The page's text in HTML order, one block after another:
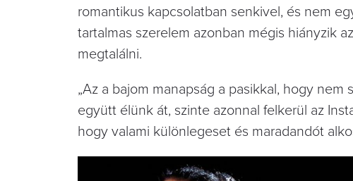
romantikus kapcsolatban senkivel, és nem
tartalmas szerelem azonban mégis hiányzik
megtalálni.
„Az a bajom manapság a pasikkal, hogy
együtt élünk át, szinte azonnal felkerül az
hogy valami különlegeset és maradandót